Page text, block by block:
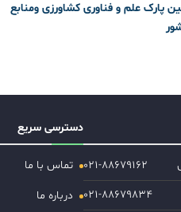
پارک علم و فناوری کشاورزی و‌منابع
۰۲۱-۸۸۶۷۹۱۶۲
۰۲۱-۸۸۶۷۹۸۳۴
دسترسی سریع
تماس با ما
درباره ما